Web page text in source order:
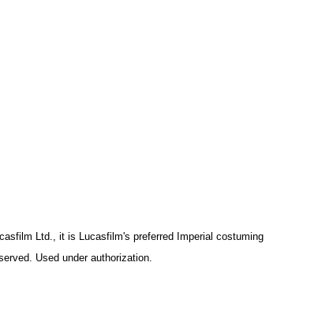
Ltd., it is Lucasfilm's preferred Imperial costuming
Used under authorization.